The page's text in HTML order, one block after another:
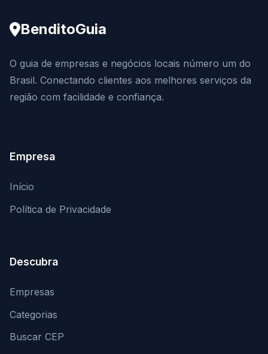
BenditoGuia
O guia de empresas e negócios locais número um do
Brasil. Conectando clientes aos melhores serviços da
região com facilidade e confiança.
Empresa
Início
Política de Privacidade
Descubra
Empresas
Categorias
Buscar CEP